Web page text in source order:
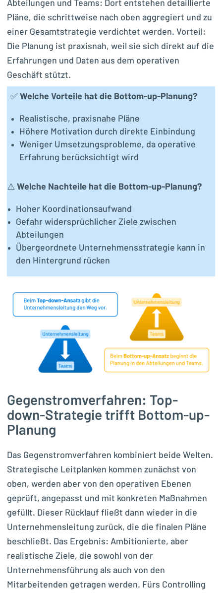
Abteilungen und Teams: Dort entstehen detaillierte
Pläne, die schrittweise nach oben aggregiert und zu
einer Gesamtstrategie verdichtet werden. Vorteil:
Die Planung ist praxisnah, weil sie sich direkt auf die
Erfahrungen und Daten aus dem operativen
Geschäft stützt.
✅ Welche Vorteile hat die Bottom-up-Planung?
Realistische, praxisnahe Pläne
Höhere Motivation durch direkte Einbindung
Weniger Umsetzungsprobleme, da operative
Erfahrung berücksichtigt wird
⚠️ Welche Nachteile hat die Bottom-up-Planung?
Hoher Koordinationsaufwand
Gefahr widersprüchlicher Ziele zwischen
Abteilungen
Übergeordnete Unternehmensstrategie kann in
den Hintergrund rücken
Gegenstromverfahren: Top-
down-Strategie trifft Bottom-up-
Planung
Das Gegenstromverfahren kombiniert beide Welten.
Strategische Leitplanken kommen zunächst von
oben, werden aber von den operativen Ebenen
geprüft, angepasst und mit konkreten Maßnahmen
gefüllt. Dieser Rücklauf fließt dann wieder in die
Unternehmensleitung zurück, die die finalen Pläne
beschließt. Das Ergebnis: Ambitionierte, aber
realistische Ziele, die sowohl von der
Unternehmensführung als auch von den
Mitarbeitenden getragen werden. Fürs Controlling